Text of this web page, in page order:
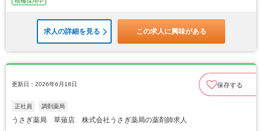
求人の詳細を見る この求人に興味がある
更新日：2026年6月18日 保存する
正社員 調剤薬局
うさぎ薬局 草薙店 株式会社うさぎ薬局の薬剤師求人